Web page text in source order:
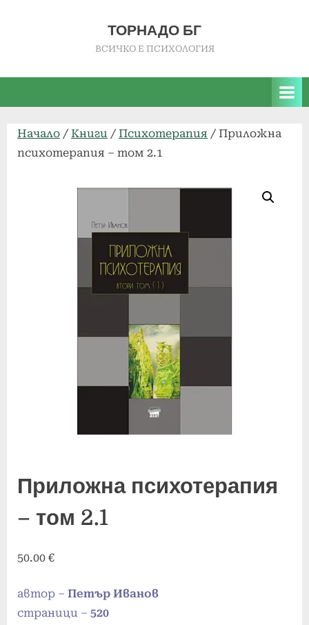
ТОРНАДО БГ
ВСИЧКО Е ПСИХОЛОГИЯ
Начало / Книги / Психотерапия / Приложна
психотерапия – том 2.1
Приложна психотерапия
– том 2.1
50.00 €
автор – Петър Иванов
страници – 520